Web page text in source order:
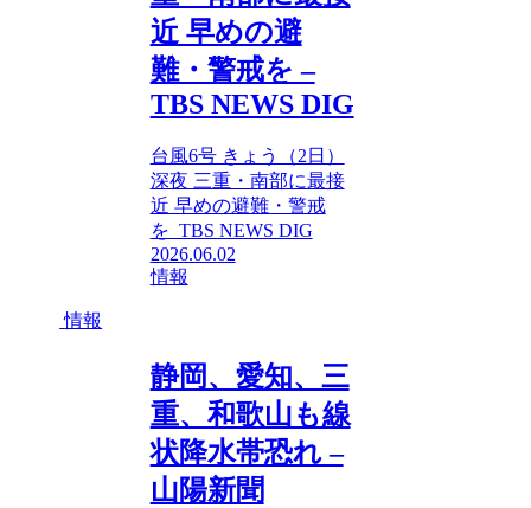
近 早めの避
難・警戒を –
TBS NEWS DIG
台風6号 きょう（2日）
深夜 三重・南部に最接
近 早めの避難・警戒
を TBS NEWS DIG
2026.06.02
情報
情報
静岡、愛知、三
重、和歌山も線
状降水帯恐れ –
山陽新聞